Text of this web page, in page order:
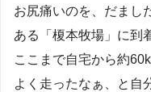
お尻痛いのを、だまし
ある「榎本牧場」に到
ここまで自宅から約
よく走ったなぁ、と自